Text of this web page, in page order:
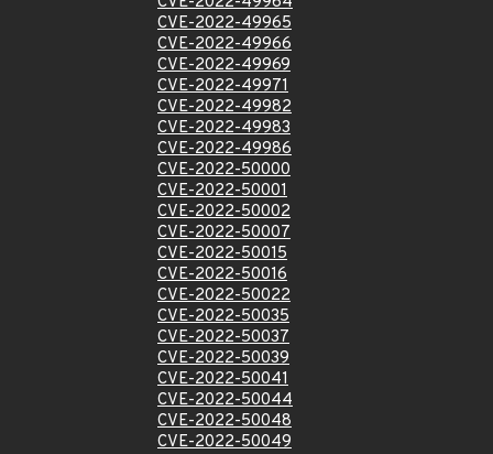
CVE-2022-49965
CVE-2022-49966
CVE-2022-49969
CVE-2022-49971
CVE-2022-49982
CVE-2022-49983
CVE-2022-49986
CVE-2022-50000
CVE-2022-50001
CVE-2022-50002
CVE-2022-50007
CVE-2022-50015
CVE-2022-50016
CVE-2022-50022
CVE-2022-50035
CVE-2022-50037
CVE-2022-50039
CVE-2022-50041
CVE-2022-50044
CVE-2022-50048
CVE-2022-50049